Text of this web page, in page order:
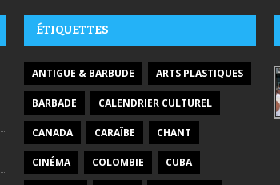
ÉTIQUETTES
ANTIGUE & BARBUDE ARTS PLASTIQUES
BARBADE CALENDRIER CULTUREL
CANADA CARAÏBE CHANT
CINÉMA COLOMBIE CUBA